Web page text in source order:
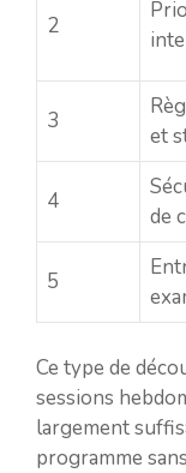
2
3
et
4
de
5
Ce type de
sessions
largement
programme